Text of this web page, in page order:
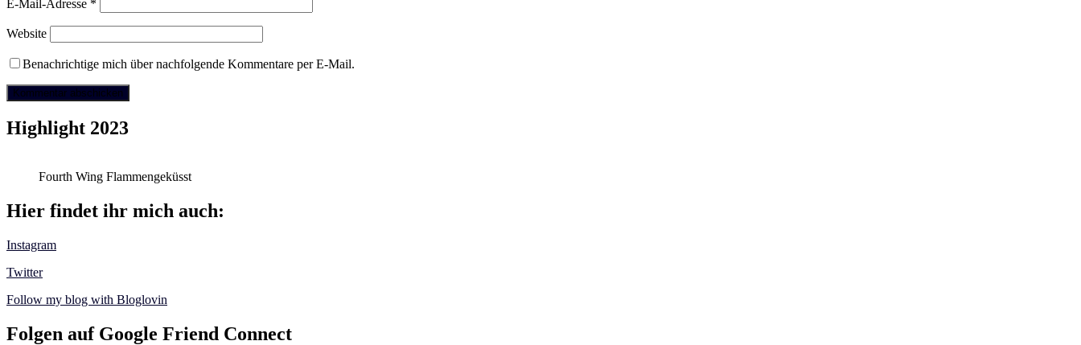
E-Mail-Adresse *
Website
Benachrichtige mich über nachfolgende Kommentare per E-Mail.
Highlight 2023
Fourth Wing Flammengeküsst
Hier findet ihr mich auch:
Instagram
Twitter
Follow my blog with Bloglovin
Folgen auf Google Friend Connect